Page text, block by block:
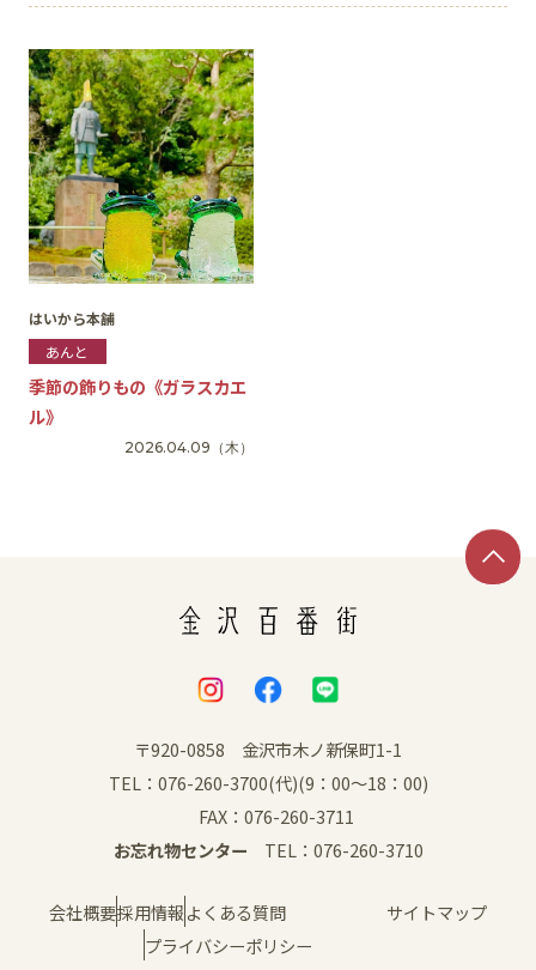
アクセス・パーキング
館内サービス
施設からのお知らせ
スタッフ募集
百番街くらぶ
はいから本舗
あんと
季節の飾りもの《ガラスカエ
ル》
2026.04.09 （木）
〒920-0858 金沢市木ノ新保町1-1
TEL：076-260-3700(代)(9：00～18：00)
FAX：076-260-3711
お忘れ物センター TEL：076-260-3710
会社概要採用情報よくある質問
サイトマップ
プライバシーポリシー